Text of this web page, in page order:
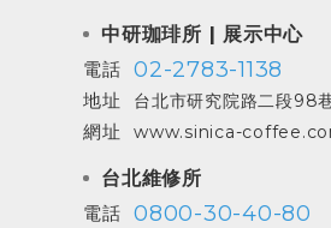
中研珈琲所 | 展示中心
電話 02-2783-1138
地址 台北市研究院路二段98
網址 www.sinica-
台北維修所
電話 0800-30-40-80